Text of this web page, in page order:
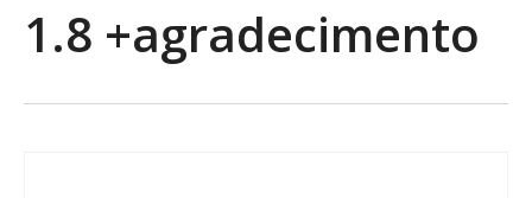
1.8 +agradecimento